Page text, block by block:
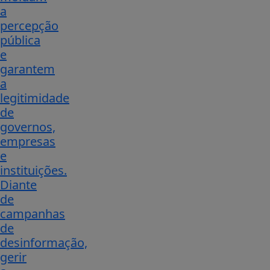
a
percepção
pública
e
garantem
a
legitimidade
de
governos,
empresas
e
instituições.
Diante
de
campanhas
de
desinformação,
gerir